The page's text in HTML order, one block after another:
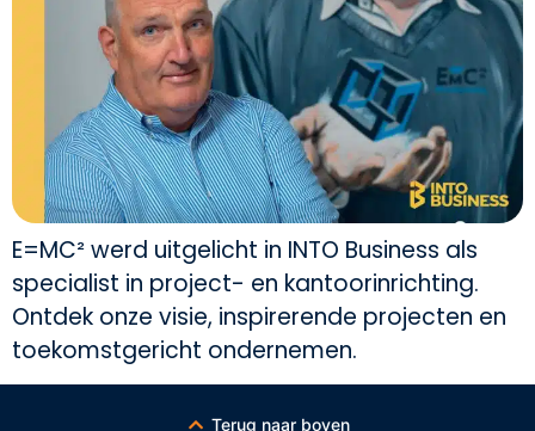
E=MC² werd uitgelicht in INTO Business als
specialist in project- en kantoorinrichting.
Ontdek onze visie, inspirerende projecten en
toekomstgericht ondernemen.
Terug naar boven